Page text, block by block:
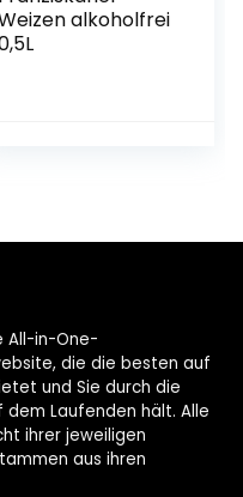
alkoholfrei
All-in-One-
die die besten auf
und Sie durch die
Laufenden hält. Alle
ihrer jeweiligen
aus ihren